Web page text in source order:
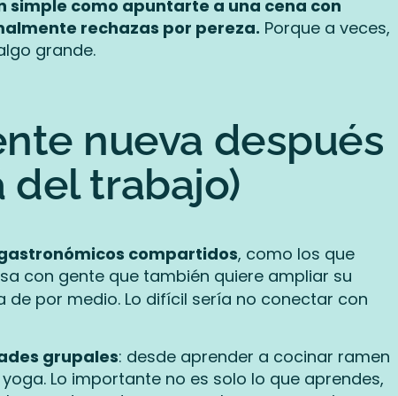
simple como apuntarte a una cena con
rechazas por pereza. Porque a veces,
grande.
nueva después
del trabajo)
compartidos, como los que
con gente que también quiere ampliar su
por medio. Lo difícil sería no conectar con
grupales: desde aprender a cocinar ramen
Lo importante no es solo lo que aprendes,